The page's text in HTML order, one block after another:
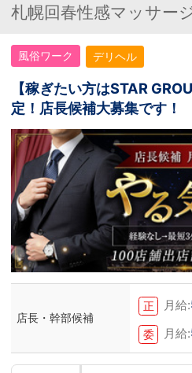
札幌回春性感マッサー
風俗ワーク デリヘル
【稼ぎたい方はSTAR
定！店長候補大募集です！
店長・幹部候補
正 月給:
委 月給: